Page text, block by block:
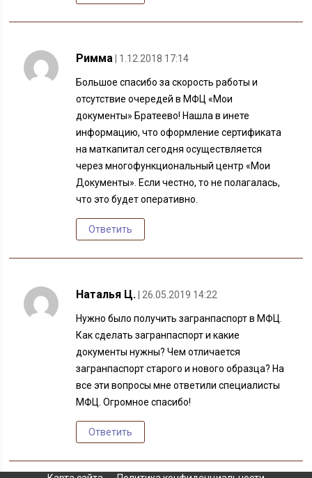
Римма | 1.12.2018 17:14
Большое спасибо за скорость работы и
отсутствие очередей в МФЦ «Мои
документы» Братеево! Нашла в инете
информацию, что оформление сертификата
на маткапитал сегодня осуществляется
через многофункциональный центр «Мои
Документы». Если честно, то не полагалась,
что это будет оперативно.
Ответить
Наталья Ц. | 26.05.2019 14:22
Нужно было получить загранпаспорт в МФЦ.
Как сделать загранпаспорт и какие
документы нужны? Чем отличается
загранпаспорт старого и нового образца? На
все эти вопросы мне ответили специалисты
МФЦ. Огромное спасибо!
Ответить